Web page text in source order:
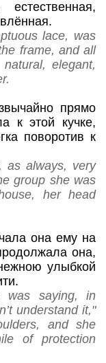
lace, was
frame, and all
elegant,
прямо
к этой кучке,
поворотив к
as always, very
group she was
her head
она ему на
она,
улыбкой
was saying, in
understand it,"
and she
of protection